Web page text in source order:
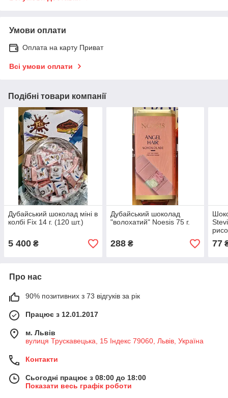
Умови оплати
Оплата на карту Приват
Всі умови оплати
Подібні товари компанії
Дубайський шоколад міні в
колбі Fix 14 г. (120 шт.)
5 400 ₴
Дубайський шоколад
"волохатий" Noesis 75 г.
288₴ 77
Про нас
90% позитивних з 73 відгуків за рік
Працює з 12.01.2017
м. Львів
вулиця Трускавецька, 15 Індекс 79060, Львів, Україна
Контакти
Сьогодні працює з 08:00 до 18:00
Показати весь графік роботи